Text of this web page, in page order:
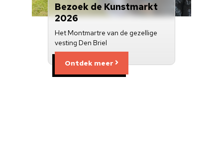
Bezoek de Kunstmarkt
2026
Het Montmartre van de gezellige
vesting Den Briel
Ontdek meer